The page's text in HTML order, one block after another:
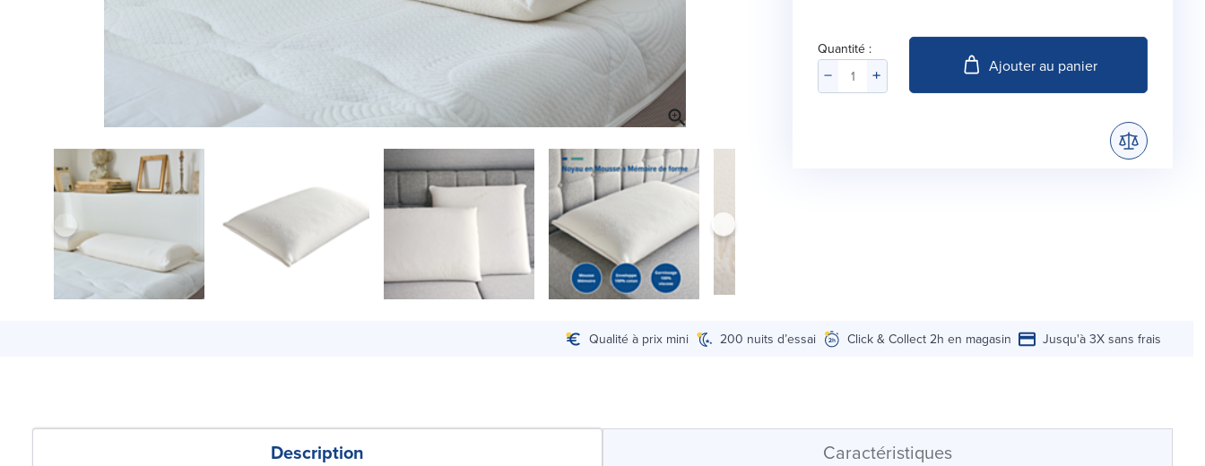
Quantité :
Ajouter au panier
Qualité à prix mini 200 nuits d’essai Click & Collect 2h en magasin Jusqu'à 3X sans frais
Description Caractéristiques